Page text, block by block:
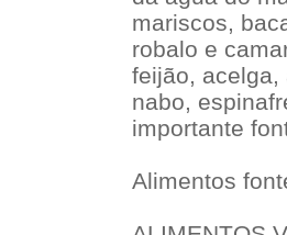
mariscos,
robalo e
feijão, acelga,
nabo,
importante
Alimentos